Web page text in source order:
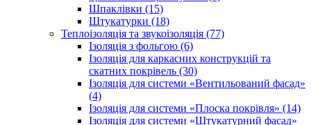
Шпаклівки (15)
Штукатурки (18)
Теплоізоляція та звукоізоляція (77)
Ізоляція з фольгою (6)
Ізоляція для каркасних конструкцій та
скатних покрівель (30)
Ізоляція для системи «Вентильований фасад»
(4)
Ізоляція для системи «Плоска покрівля» (14)
Ізоляція для системи «Штукатурний фасад»